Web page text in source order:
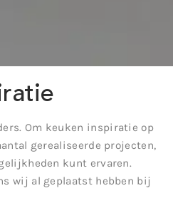
Om keuken inspiratie op
gerealiseerde projecten,
kunt ervaren.
wij al geplaatst hebben bij